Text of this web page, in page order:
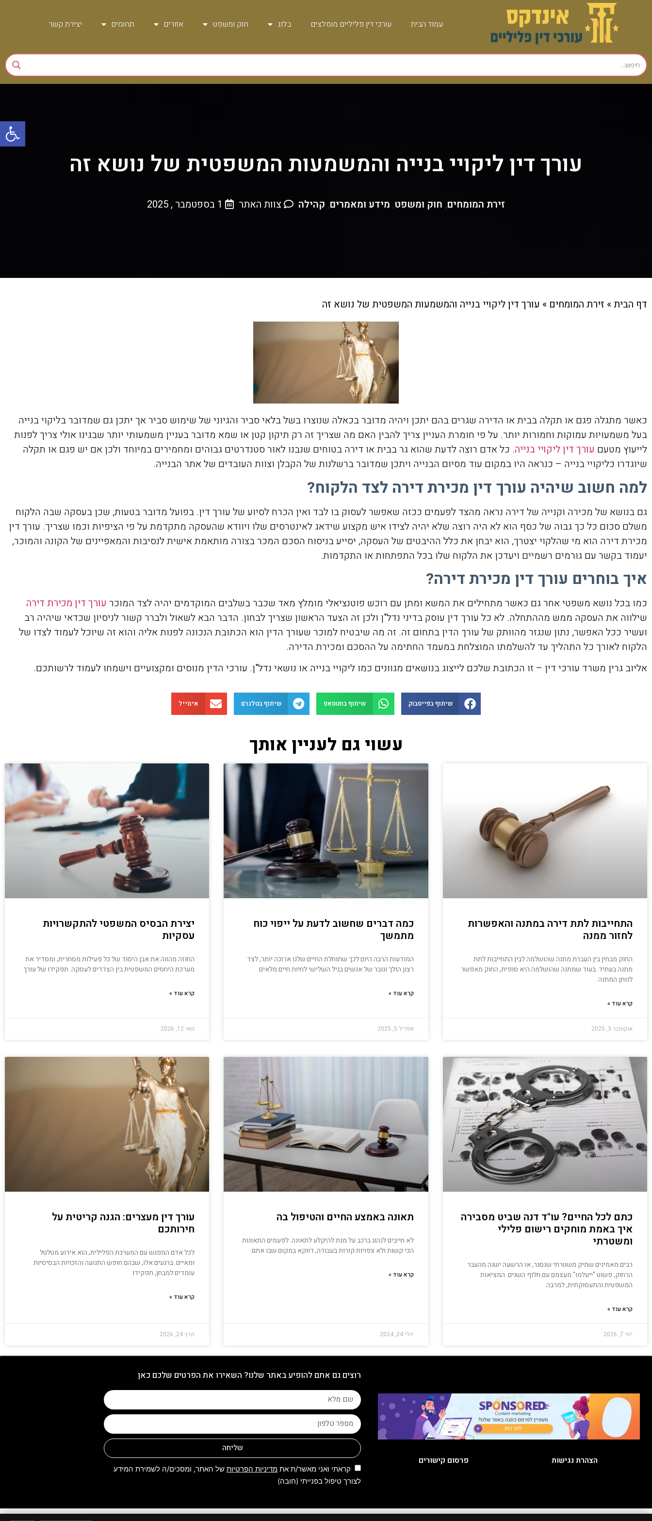
עמוד הבית עורכי דין פליליים מומלצים בלוג חוק ומשפט אזורים תחומים יצירת קשר
עורך דין ליקויי בנייה והמשמעות המשפטית של נושא זה
זירת המומחים, חוק ומשפט, מידע ומאמרים, קהילה צוות האתר 1 בספטמבר , 2025
דף הבית» זירת המומחים » עורך דין ליקויי בנייה והמשמעות המשפטית של נושא זה
כאשר מתגלה פגם או תקלה בבית או הדירה שגרים בהם יתכן ויהיה מדובר בכאלה שנוצרו בשל בלאי סביר והגיוני של שימוש סביר אך יתכן גם שמדובר בליקוי בנייה
בעל משמעויות עמוקות וחמורות יותר. על פי חומרת העניין צריך להבין האם מה שצריך זה רק תיקון קטן או שמא מדובר בעניין משמעותי יותר שבגינו אולי צריך לפנות
לייעוץ מטעם עורך דין ליקויי בנייה. כל אדם רוצה לדעת שהוא גר בבית או דירה בטוחים שנבנו לאור סטנדרטים גבוהים ומחמירים במיוחד ולכן אם יש פגם או תקלה
שיוגדרו כליקויי בנייה – כנראה היו במקום עוד מסיום הבנייה ויתכן שמדובר ברשלנות של הקבלן וצוות העובדים של אתר הבנייה.
למה חשוב שיהיה עורך דין מכירת דירה לצד הלקוח?
גם בנושא של מכירה וקנייה של דירה נראה מהצד לפעמים ככזה שאפשר לעסוק בו לבד ואין הכרח לסיוע של עורך דין. בפועל מדובר בטעות, שכן בעסקה שבה הלקוח
משלם סכום כל כך גבוה של כסף הוא לא היה רוצה שלא יהיה לצידו איש מקצוע שידאג לאינטרסים שלו ויוודא שהעסקה מתקדמת על פי הציפיות וכמו שצריך. עורך דין
מכירת דירה הוא מי שהלקוי יצטרך, הוא יבחן את כלל ההיבטים של העסקה, יסייע בניסוח הסכם המכר בצורה מותאמת אישית לנסיבות והמאפיינים של הקונה והמוכר,
יעמוד בקשר עם גורמים רשמיים ויעדכן את הלקוח שלו בכל התפתחות או התקדמות.
איך בוחרים עורך דין מכירת דירה?
כמו בכל נושא משפטי אחר גם כאשר מתחילים את המשא ומתן עם רוכש פוטנציאלי מומלץ מאד שכבר בשלבים המוקדמים יהיה לצד המוכר עורך דין מכירת דירה
שילווה את העסקה ממש מההתחלה. לא כל עורך דין עוסק בדיני נדל"ן ולכן זה הצעד הראשון שצריך לבחון. הדבר הבא לשאול ולברר קשור לניסיון שכדאי שיהיה רב
ועשיר ככל האפשר, נתון שנגזר מהוותק של עורך הדין בתחום זה. זה מה שיבטיח למוכר שעורך הדין הוא הכתובת הנכונה לפנות אליה והוא זה שיוכל לעמוד לצדו של
הלקוח לאורך כל התהליך עד להשלמתו המוצלחת במעמד החתימה על ההסכם ומכירת הדירה.
אליוב גרין משרד עורכי דין – זו הכתובת שלכם לייצוג בנושאים מגוונים כמו ליקויי בנייה או נושאי נדל"ן. עורכי הדין מנוסים ומקצועיים וישמחו לעמוד לרשותכם.
שיתוף בפייסבוק שיתוף בווטסאפ שיתוף בטלגרם אימייל
עשוי גם לעניין אותך
התחייבות לתת דירה במתנה והאפשרות
לחזור ממנה
החוק מבחין בין העברת מתנה שהושלמה לבין התחייבות לתת
מתנה בעתיד. בעוד שמתנה שהושלמה היא סופית, החוק מאפשר
לנותן המתנה
קרא עוד »
אוקטובר 3, 2025
כמה דברים שחשוב לדעת על ייפוי כוח
מתמשך
המודעות הרבה היום לכך שתוחלת החיים שלנו ארוכה יותר, לצד
רצון הולך וגובר של אנשים בגיל השלישי לחיות חיים מלאים
קרא עוד »
אפריל 5, 2025
יצירת הבסיס המשפטי להתקשרויות
עסקיות
החוזה מהווה את אבן היסוד של כל פעילות מסחרית, ומסדיר את
מערכת היחסים המשפטית בין הצדדים לעסקה. תפקידו של עורך
קרא עוד »
מאי 12, 2026
כתם לכל החיים? עו"ד דנה שביט מסבירה
איך באמת מוחקים רישום פלילי
ומשטרתי
רבים מאמינים שתיק משטרתי שנסגר, או הרשעה ישנה מהעבר
הרחוק, פשוט "ייעלמו" מעצמם עם חלוף השנים. המציאות
המשפטית והתעסוקתית, למרבה
קרא עוד »
יוני 7, 2026
תאונה באמצע החיים והטיפול בה
לא חייבים לנהוג ברכב על מנת להיקלע לתאונה. לפעמים התאונות
הכי קשות ולא צפויות קורות בעבודה, דווקא במקום שבו אתם
קרא עוד »
יולי 24, 2024
עורך דין מעצרים: הגנה קריטית על
חירותכם
לכל אדם המפגש עם המערכת הפלילית, הוא אירוע מטלטל
ומאיים. ברגעים אלו, שבהם חופש התנועה והזכויות הבסיסיות
עומדים למבחן, תפקידו
קרא עוד »
מרץ 24, 2026
הצהרת נגישות פרסום קישורים
רוצים גם אתם להופיע באתר שלנו? השאירו את הפרטים שלכם כאן
שליחה
קראתי ואני מאשר/ת את מדיניות הפרטיות של האתר, ומסכים/ה לשמירת המידע
לצורך טיפול בפנייתי (חובה)